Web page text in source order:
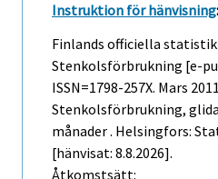
Instruktion för hänvisning:
Finlands officiella statistik
Stenkolsförbrukning [e-
ISSN=1798-257X. Mars
Stenkolsförbrukning,
månader . Helsingfors:
[hänvisat: 8.8.2026].
Åtkomstsätt: